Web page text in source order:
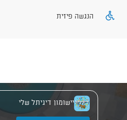
הנגשה פיזית
יישומון דיגיתל שלי